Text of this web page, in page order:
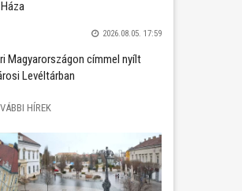
2026.08.05. 17:59
Magyarországon címmel nyílt
Levéltárban
HÍREK